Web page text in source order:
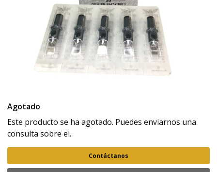
Agotado
Este producto se ha agotado. Puedes enviarnos una
consulta sobre el.
Contáctanos